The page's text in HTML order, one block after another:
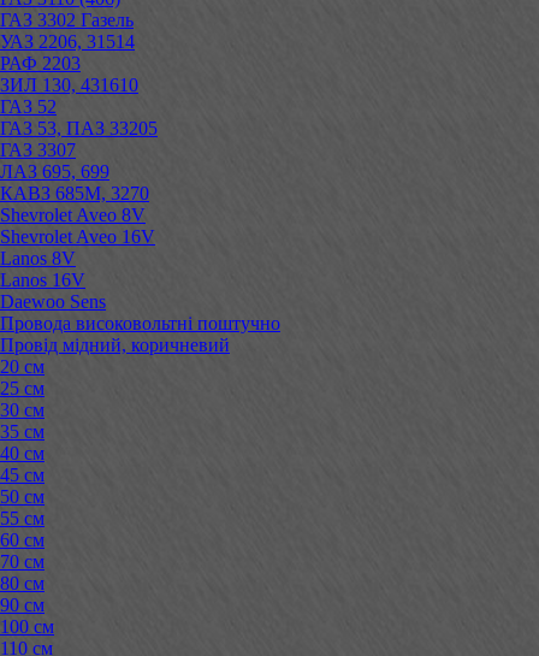
ГАЗ 3302 Газель
УАЗ 2206, 31514
РАФ 2203
ЗИЛ 130, 431610
ГАЗ 52
ГАЗ 53, ПАЗ 33205
ГАЗ 3307
ЛАЗ 695, 699
КАВЗ 685М, 3270
Shevrolet Aveo 8V
Shevrolet Aveo 16V
Lanos 8V
Lanos 16V
Daewoo Sens
Провода високовольтні поштучно
Провід мідний, коричневий
20 см
25 см
30 см
35 см
40 см
45 см
50 см
55 см
60 см
70 см
80 см
90 см
100 см
110 см